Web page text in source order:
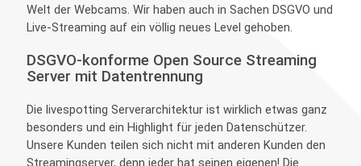
Welt der Webcams. Wir haben auch in Sachen DSGVO und
Live-Streaming auf ein völlig neues Level gehoben.
DSGVO-konforme Open Source Streaming
Server mit Datentrennung
Die livespotting Serverarchitektur ist wirklich etwas ganz
besonders und ein Highlight für jeden Datenschützer.
Unsere Kunden teilen sich nicht mit anderen Kunden den
Streamingserver, denn jeder hat seinen eigenen! Die